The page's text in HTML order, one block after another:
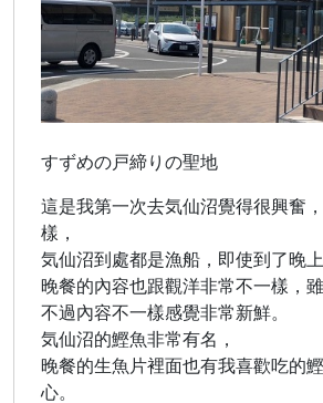
すずめの戸締りの聖地
這是我第一次去気仙沼覺得很興奮
樣，
気仙沼到處都是漁船，即使到了晚上
晚餐的內容也跟觀洋非常不一樣，
不過內容不一樣感覺非常新鮮。
気仙沼的鰹魚非常有名，
晚餐的生魚片裡面也有我喜歡吃的
心。